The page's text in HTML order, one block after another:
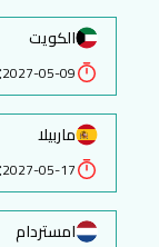
الكويت
2027-05-09
:
ماربيلا
2027-05-17
:
امستردام